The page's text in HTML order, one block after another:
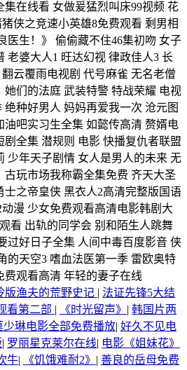
集在线看 女做爰猛烈叫床99视频 花
侠之竞速小英雄8免费观看 剩男相
医生！》 偷偷藏不住46集初吻 女子
老婆大人1 旺达幻视 律政佳人3 长
云覆雨电视剧 代号麻雀 无名老僧
她们的法庭 武装特警 特战荣耀 电视
绝种好男人 妈妈再爱我一次 沧元图
油吧实习生全集 如懿传高清 赘婿电
剧全集 潜规则 电影 快播复仇者联盟
少年天子剧情 女人是男人的未来 无
古玩市场我称霸全集免费 齐天大圣
士之帝皇侠 黑衣人2高清完整版国语
漫 少女免费观看高清电影韩剧大
看 出轨的同学会 别和陌生人跳舞
过好日子全集 人间中毒百度影音 侠
的天空3 嗜血法医第一季 雷欧奥特
费观看高清 年轻的妻子在线
版渔夫的荒野史记 | 法证先锋5大结
看第二部 | 《时光留声》 | 韩国片两
少琳电影全部免费播放| 好久不见电
| 罗丽星克莱尔在线| 电影《姐妹花》
牛| 《饥饿难耐2》 | 善良的岳母免费